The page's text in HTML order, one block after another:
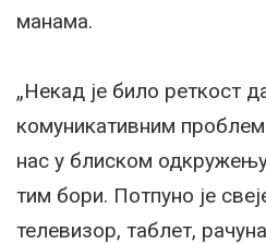
манама.
„Некад је било реткост
комуникативним
нас у блиском
тим бори. Потпуно је
телевизор, таблет,